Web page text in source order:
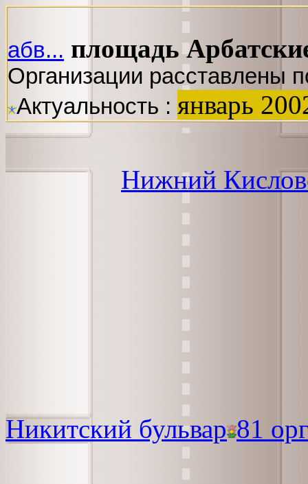
абв... площадь
Организации расставлены
Актуальность : январь
Нижний
Никитский бульвар 81